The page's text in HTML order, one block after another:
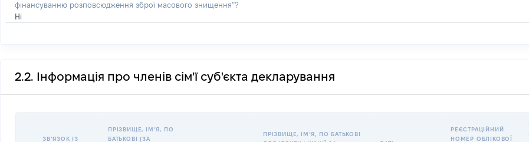
фінансуванню розповсюдження зброї масового знищення”?
Ні
2.2. Інформація про членів сім'ї суб'єкта декларування
ЗВʼЯЗОК ІЗ
ПРІЗВИЩЕ, ІМʼЯ, ПО
БАТЬКОВІ (ЗА
ПРІЗВИЩЕ, ІМʼЯ, ПО БАТЬКОВІ
РЕЄСТРАЦІЙНИЙ
НОМЕР ОБЛІКОВОЇ